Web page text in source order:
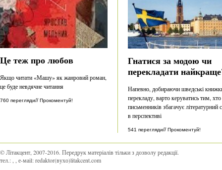
Це теж про любов
Якщо читати «Машу» як жанровий роман,
це буде невдячне читання
760 перегляди// Прокоментуй!
Гнатися за модою чи
перекладати
Напевно, добираючи шведські
перекладу, варто керуватись тим, хто
письменників збагачує літературний
в перспективі
541 перегляди// Прокоментуй!
© Літакцент, 2007-2016. Передрук матеріалів тільки з дозволу редакції.
тел.:
, е-маіl:redaktor(вухо)litakcent.com